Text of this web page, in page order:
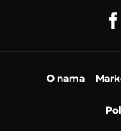
O nama